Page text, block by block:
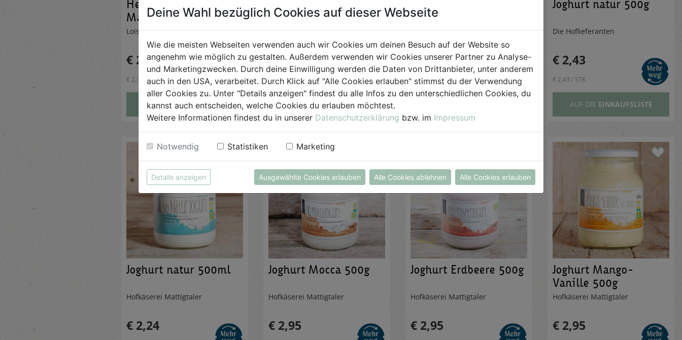
Heumilch Joghurt
Marille 200ml
Loisnhof
€ 2,37
€ 2,37 / STK
AUF DIE EINKAUFSLISTE
Frucht&Knusper
Himbeer Schoko150g
Milchwerke Berchtesgadener
€ 1,38
€ 1,38 / STK
AUF DIEEINKAUFSLISTE
Die Hoflieferanten
€ 2,09
€ 2,09 / STK
Joghurt natur 500g
Die Hoflieferanten
€ 2,43
€ 2,43 / STK
AUF DIE EINKAUFSLISTE
Joghurt natur 500ml
Hofkäserei Mattigtaler
€ 2,24
Joghurt Mocca 500g
Hofkäserei Mattigtaler
€ 2,95
Joghurt Erdbeere 500g
Hofkäserei Mattigtaler
€ 2,95
Joghurt Mango-
Vanille 500g
Hofkäserei Mattigtaler
€ 2,95
Deine Wahl bezüglich Cookies auf dieser Webseite
Wie die meisten Webseiten verwenden auch wir Cookies um deinen Besuch auf der Website so
angenehm wie möglich zu gestalten. Außerdem verwenden wir Cookies unserer Partner zu Analyse-
und Marketingzwecken. Durch deine Einwilligung werden die Daten von Drittanbieter, unter anderem
auch in den USA, verarbeitet. Durch Klick auf "Alle Cookies erlauben" stimmst du der Verwendung
aller Cookies zu. Unter "Details anzeigen" findest du alle Infos zu den unterschiedlichen Cookies, du
kannst auch entscheiden, welche Cookies du erlauben möchtest.
Weitere Informationen findest du in unserer Datenschutzerklärung bzw. im Impressum
Notwendig Statistiken Marketing
Details anzeigen Ausgewählte Cookies erlauben Alle Cookies ablehnen Alle Cookies erlauben